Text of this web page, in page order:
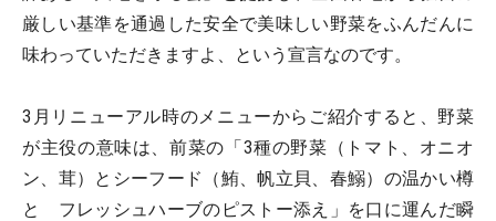
厳しい基準を通過した安全で美味しい野菜をふんだんに
味わっていただきますよ、という宣言なのです。
3月リニューアル時のメニューからご紹介すると、野菜
が主役の意味は、前菜の「3種の野菜（トマト、オニオ
ン、茸）とシーフード（鮪、帆立貝、春鰯）の温かい樽
と フレッシュハーブのピストー添え」を口に運んだ瞬